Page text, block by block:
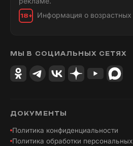
18+ Информация о возрастных
МЫ В СОЦИАЛЬНЫХ СЕТЯХ
ДОКУМЕНТЫ
Политика конфиденциальности
Политика обработки